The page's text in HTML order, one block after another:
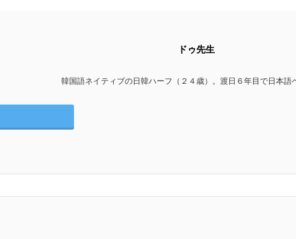
ドゥ先生
韓国語ネイティブの日韓ハーフ（２４歳）。渡日６年目で日本語